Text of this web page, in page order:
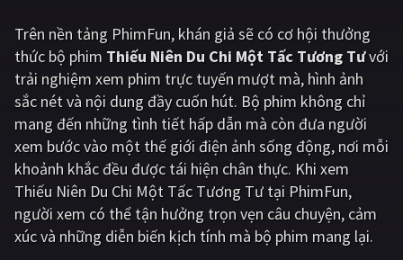
GameShow DramaTV
QUỐC GIA
Âu - Mỹ Trung Quốc - Hồng Kông
Hàn Quốc Nhật Bản
Ấn Độ Việt Nam
Tổng hợp
Trên nền tảng PhimFun, khán giả sẽ có cơ hội thưởng
thức bộ phim Thiếu Niên Du Chi Một Tấc Tương Tưvới
trải nghiệm xem phim trực tuyến mượt mà, hình ảnh
sắc nét và nội dung đầy cuốn hút. Bộ phim không chỉ
mang đến những tình tiết hấp dẫn mà còn đưa người
xem bước vào một thế giới điện ảnh sống động, nơi mỗi
khoảnh khắc đều được tái hiện chân thực. Khi xem
Thiếu Niên Du Chi Một Tấc Tương Tư tại PhimFun,
người xem có thể tận hưởng trọn vẹn câu chuyện, cảm
xúc và những diễn biến kịch tính mà bộ phim mang lại.